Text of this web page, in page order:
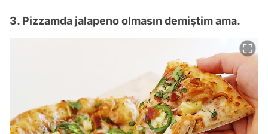
3. Pizzamda jalapeno olmasın demiştim ama.